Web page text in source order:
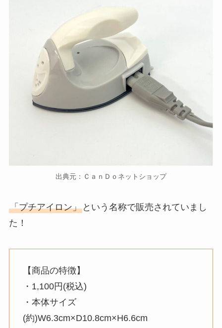
出典元：ＣａｎＤｏネットショップ
「プチアイロン」という名称で販売されていまし
た！
【商品の特徴】
・1,100円(税込)
・本体サイズ
(約)W6.3cm×D10.8cm×H6.6cm